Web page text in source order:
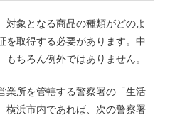
対象となる商品の種類がどのよ
を取得する必要があります。中
ちろん例外ではありません。
業所を管轄する警察署の「生活
横浜市内であれば、次の警察署